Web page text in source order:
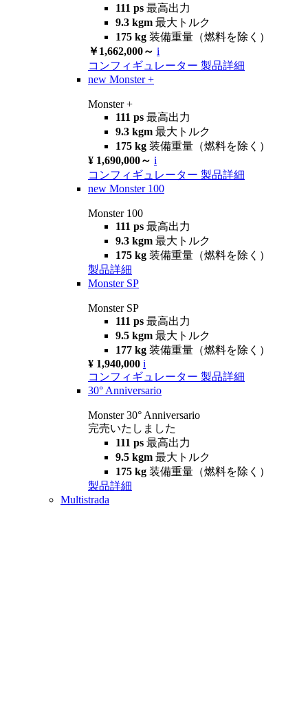
111 ps 最高出力
9.3 kgm 最大トルク
175 kg 装備重量（燃料を除く）
￥1,662,000～ i
コンフィギュレーター 製品詳細
new Monster +
Monster +
111 ps 最高出力
9.3 kgm 最大トルク
175 kg 装備重量（燃料を除く）
¥ 1,690,000～ i
コンフィギュレーター 製品詳細
new Monster 100
Monster 100
111 ps 最高出力
9.3 kgm 最大トルク
175 kg 装備重量（燃料を除く）
製品詳細
Monster SP
Monster SP
111 ps 最高出力
9.5 kgm 最大トルク
177 kg 装備重量（燃料を除く）
¥ 1,940,000 i
コンフィギュレーター 製品詳細
30° Anniversario
Monster 30° Anniversario
完売いたしました
111 ps 最高出力
9.5 kgm 最大トルク
175 kg 装備重量（燃料を除く）
製品詳細
Multistrada